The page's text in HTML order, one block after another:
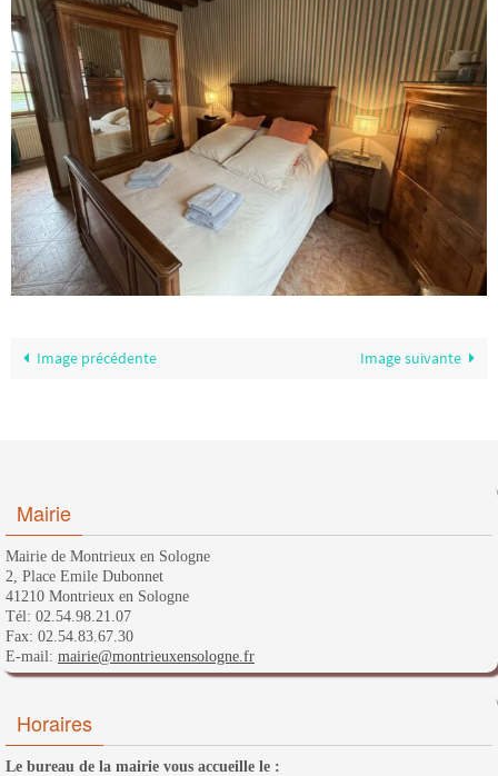
Image précédente Image suivante
Mairie
Mairie de Montrieux en Sologne
2, Place Emile Dubonnet
41210 Montrieux en Sologne
Tél: 02.54.98.21.07
Fax: 02.54.83.67.30
E-mail: mairie@montrieuxensologne.fr
Horaires
Le bureau de la mairie vous accueille le :